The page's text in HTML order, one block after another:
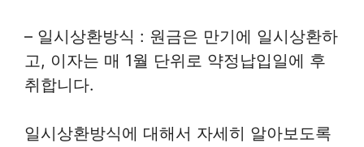
– 일시상환방식 : 원금은 만기에 일시상환하
고, 이자는 매 1월 단위로 약정납입일에 후
취합니다.
일시상환방식에 대해서 자세히 알아보도록